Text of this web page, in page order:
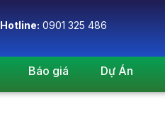
Hotline: 0901 325 486
Báo giá Dự Án